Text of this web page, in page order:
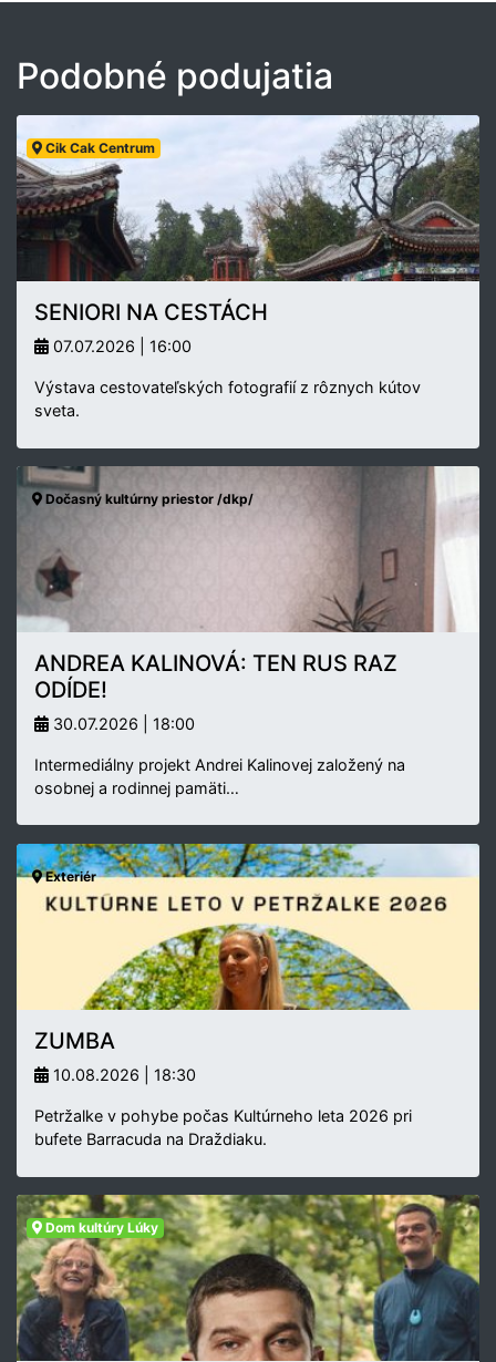
Podobné podujatia
Cik Cak Centrum
SENIORI NA CESTÁCH
07.07.2026 | 16:00
Výstava cestovateľských fotografií z rôznych kútov
sveta.
Dočasný kultúrny priestor /dkp/
ANDREA KALINOVÁ: TEN RUS RAZ
ODÍDE!
30.07.2026 | 18:00
Intermediálny projekt Andrei Kalinovej založený na
osobnej a rodinnej pamäti…
Exteriér
ZUMBA
10.08.2026 | 18:30
Petržalke v pohybe počas Kultúrneho leta 2026 pri
bufete Barracuda na Draždiaku.
Dom kultúry Lúky